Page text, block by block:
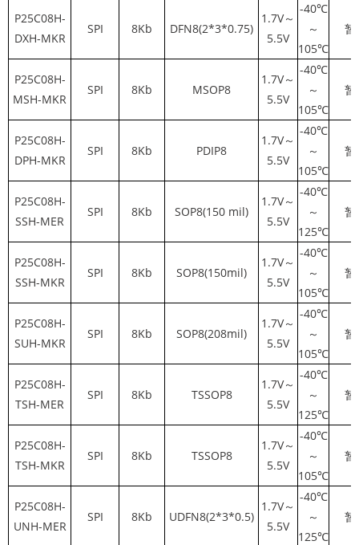
P25C08H-
DXH-MKR
SPI 8Kb DFN8(2*3*0.75)
1.7V～
5.5V
-40℃
～
105℃
暂
P25C08H-
MSH-MKR
SPI 8Kb MSOP8
1.7V～
5.5V
-40℃
～
105℃
暂
P25C08H-
DPH-MKR
SPI 8Kb PDIP8
1.7V～
5.5V
-40℃
～
105℃
暂
P25C08H-
SSH-MER
SPI 8Kb SOP8(150 mil)
1.7V～
5.5V
-40℃
～
125℃
暂
P25C08H-
SSH-MKR
SPI 8Kb SOP8(150mil)
1.7V～
5.5V
-40℃
～
105℃
暂
P25C08H-
SUH-MKR
SPI 8Kb SOP8(208mil)
1.7V～
5.5V
-40℃
～
105℃
暂
P25C08H-
TSH-MER
SPI 8Kb TSSOP8
1.7V～
5.5V
-40℃
～
125℃
暂
P25C08H-
TSH-MKR
SPI 8Kb TSSOP8
1.7V～
5.5V
-40℃
～
105℃
暂
P25C08H-
UNH-MER
SPI 8Kb UDFN8(2*3*0.5)
1.7V～
5.5V
-40℃
～
125℃
暂